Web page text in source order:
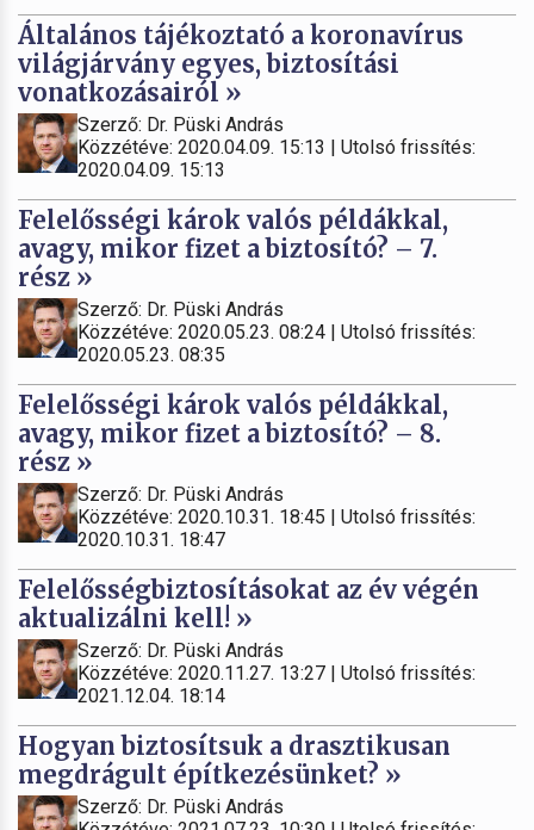
Általános tájékoztató a koronavírus
világjárvány egyes, biztosítási
vonatkozásairól »
Szerző: Dr. Püski András
Közzétéve: 2020.04.09. 15:13 | Utolsó frissítés:
2020.04.09. 15:13
Felelősségi károk valós példákkal,
avagy, mikor fizet a biztosító? – 7.
rész »
Szerző: Dr. Püski András
Közzétéve: 2020.05.23. 08:24 | Utolsó frissítés:
2020.05.23. 08:35
Felelősségi károk valós példákkal,
avagy, mikor fizet a biztosító? – 8.
rész »
Szerző: Dr. Püski András
Közzétéve: 2020.10.31. 18:45 | Utolsó frissítés:
2020.10.31. 18:47
Felelősségbiztosításokat az év végén
aktualizálni kell! »
Szerző: Dr. Püski András
Közzétéve: 2020.11.27. 13:27 | Utolsó frissítés:
2021.12.04. 18:14
Hogyan biztosítsuk a drasztikusan
megdrágult építkezésünket? »
Szerző: Dr. Püski András